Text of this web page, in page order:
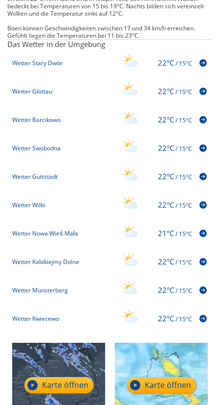
bedeckt bei Temperaturen von 15 bis 19°C. Nachts bilden sich vereinzelt
Wolken und die Temperatur sinkt auf 12°C.
Böen können Geschwindigkeiten zwischen 17 und 34 km/h erreichen.
Gefühlt liegen die Temperaturen bei 11 bis 23°C.
Das Wetter in der Umgebung
Wetter Stary Dwór 22°C/15°C
Wetter Glottau 22°C/15°C
Wetter Barcikowo 22°C/15°C
Wetter Swobodna 22°C/15°C
Wetter Guttstadt 22°C/15°C
Wetter Wilki 22°C/15°C
Wetter Nowa Wieś Mała 21°C/15°C
Wetter Kabikiejmy Dolne 22°C/15°C
Wetter Münsterberg 22°C/15°C
Wetter Kwiecewo 22°C/15°C
Karte öffnen Karte öffnen